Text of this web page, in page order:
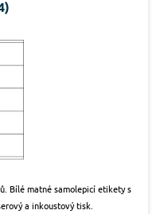
Bílé matné samolepicí etikety s
a inkoustový tisk.